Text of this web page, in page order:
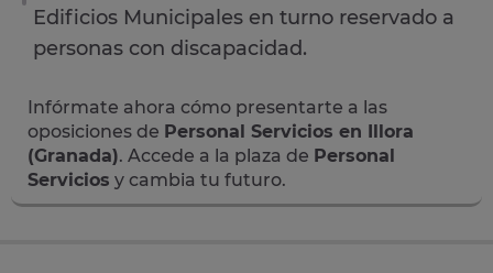
Edificios Municipales en turno reservado a
personas con discapacidad.
Infórmate ahora cómo presentarte a las
oposiciones de Personal Servicios en Illora
(Granada). Accede a la plaza de Personal
Servicios y cambia tu futuro.